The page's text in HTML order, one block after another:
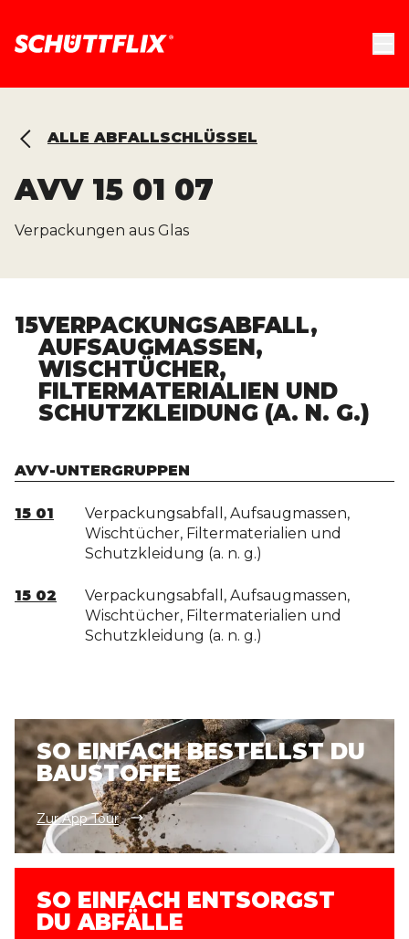
ALLE ABFALLSCHLÜSSEL
AVV 15 01 07
Verpackungen aus Glas
15VERPACKUNGSABFALL,
AUFSAUGMASSEN,
WISCHTÜCHER,
FILTERMATERIALIEN UND
SCHUTZKLEIDUNG (A. N. G.)
AVV-UNTERGRUPPEN
15 01
Verpackungsabfall, Aufsaugmassen,
Wischtücher, Filtermaterialien und
Schutzkleidung (a. n. g.)
15 02
Verpackungsabfall, Aufsaugmassen,
Wischtücher, Filtermaterialien und
Schutzkleidung (a. n. g.)
SO EINFACH BESTELLST DU
BAUSTOFFE
Zur App Tour
SO EINFACH ENTSORGST
DU ABFÄLLE